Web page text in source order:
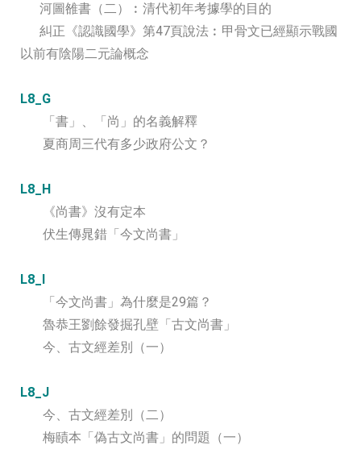
河圖雒書（二）︰清代初年考據學的目的
糾正《認識國學》第47頁說法︰甲骨文已經顯示戰國
以前有陰陽二元論概念
L8_G
「書」、「尚」的名義解釋
夏商周三代有多少政府公文？
L8_H
《尚書》沒有定本
伏生傳晁錯「今文尚書」
L8_I
「今文尚書」為什麼是29篇？
魯恭王劉餘發掘孔壁「古文尚書」
今、古文經差別（一）
L8_J
今、古文經差別（二）
梅賾本「偽古文尚書」的問題（一）